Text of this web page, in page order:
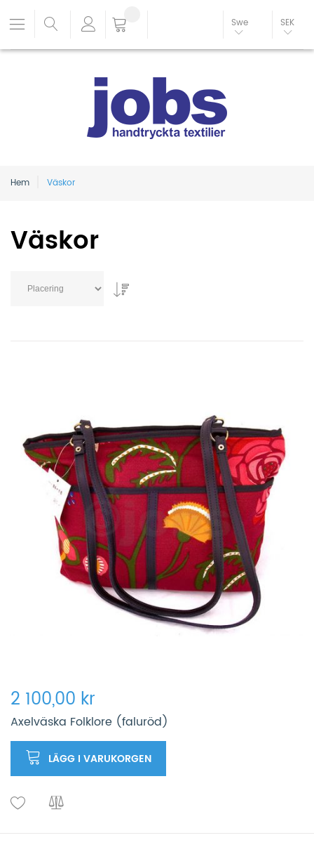
Swe SEK
Hem Väskor
Väskor
2 100,00 kr
Axelväska Folklore (faluröd)
LÄGG I VARUKORGEN